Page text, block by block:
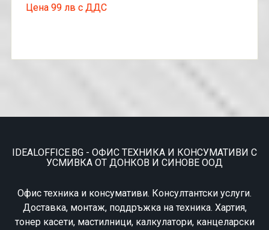
Цена 99 лв с ДДС
IDEALOFFICE.BG - ОФИС ТЕХНИКА И КОНСУМАТИВИ С
УСМИВКА ОТ ДОНКОВ И СИНОВЕ ООД
Офис техника и консумативи. Консултантски услуги.
Доставка, монтаж, поддръжка на техника. Хартия,
тонер касети, мастилници, калкулатори, канцеларски